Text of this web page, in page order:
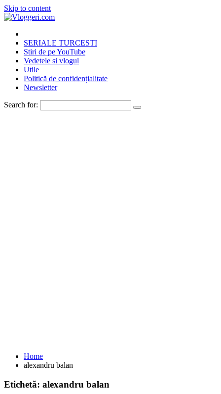
Skip to content
SERIALE TURCESTI
Stiri de pe YouTube
Vedetele si vlogul
Utile
Politică de confidențialitate
Newsletter
Search for:
Home
alexandru balan
Etichetă: alexandru balan